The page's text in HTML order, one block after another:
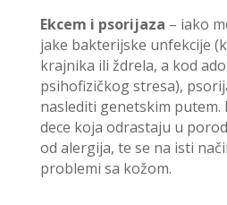
Ekcem i psorijaza – iako
jake bakterijske unfekcije
krajnika ili ždrela, a kod
psihofizičkog stresa),
naslediti genetskim putem.
dece koja odrastaju u
od alergija, te se na isti
problemi sa kožom.